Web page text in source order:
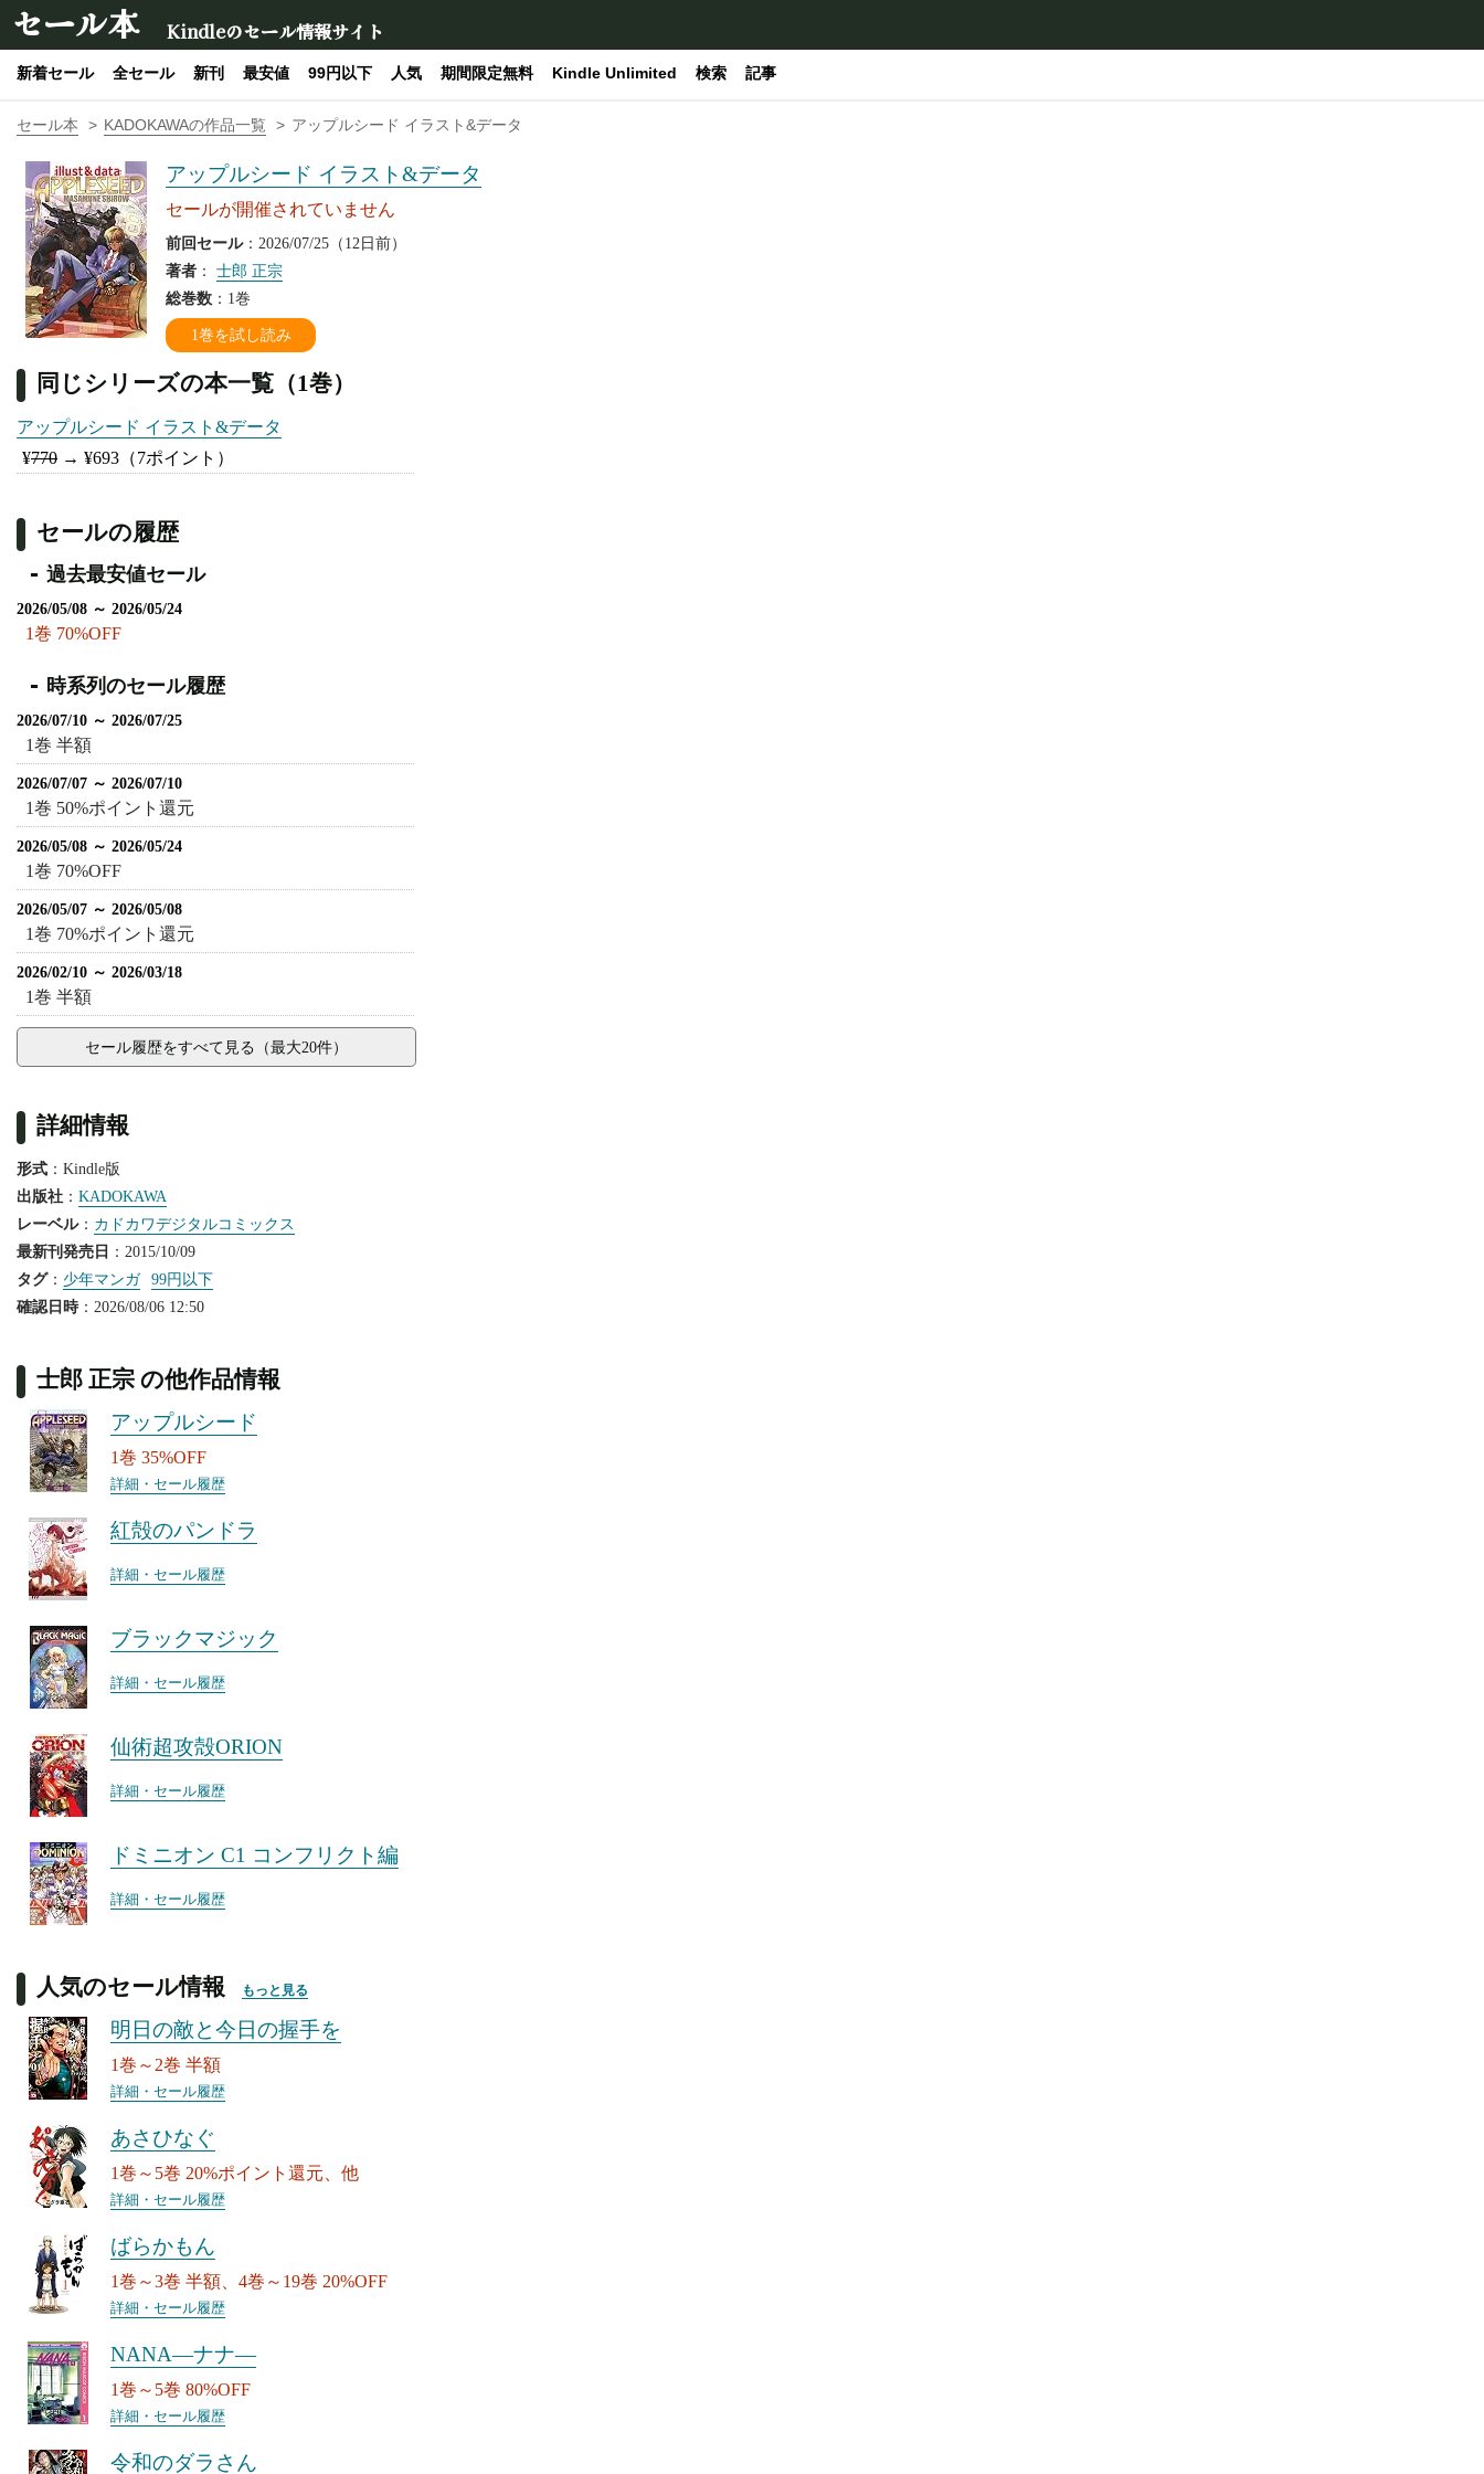
セール本 Kindleのセール情報サイト
新着セール 全セール 新刊 最安値 99円以下 人気 期間限定無料 Kindle Unlimited 検索 記事
セール本 KADOKAWAの作品一覧 アップルシード イラスト&データ
アップルシード イラスト&データ
セールが開催されていません
前回セール：2026/07/25（12日前）
著者 ： 士郎 正宗
総巻数 ：1巻
1巻を試し読み
同じシリーズの本一覧（1巻）
アップルシード イラスト&データ
¥770 → ¥693 （7ポイント）
セールの履歴
過去最安値セール
2026/05/08 ～ 2026/05/24
1巻 70%OFF
時系列のセール履歴
2026/07/10 ～ 2026/07/25
1巻 半額
2026/07/07 ～ 2026/07/10
1巻 50%ポイント還元
2026/05/08 ～ 2026/05/24
1巻 70%OFF
2026/05/07 ～ 2026/05/08
1巻 70%ポイント還元
2026/02/10 ～ 2026/03/18
1巻 半額
セール履歴をすべて見る（最大20件）
詳細情報
形式 ：Kindle版
出版社 ： KADOKAWA
レーベル： カドカワデジタルコミックス
最新刊発売日 ：2015/10/09
タグ： 少年マンガ
99円以下
確認日時：2026/08/06 12:50
士郎 正宗 の他作品情報
アップルシード
1巻 35%OFF
詳細・セール履歴
紅殻のパンドラ
詳細・セール履歴
ブラックマジック
詳細・セール履歴
仙術超攻殻ORION
詳細・セール履歴
ドミニオン C1 コンフリクト編
詳細・セール履歴
人気のセール情報 もっと見る
明日の敵と今日の握手を
1巻～2巻 半額
詳細・セール履歴
あさひなぐ
1巻～5巻 20%ポイント還元、他
詳細・セール履歴
ばらかもん
1巻～3巻 半額、4巻～19巻 20%OFF
詳細・セール履歴
NANA―ナナ―
1巻～5巻 80%OFF
詳細・セール履歴
令和のダラさん